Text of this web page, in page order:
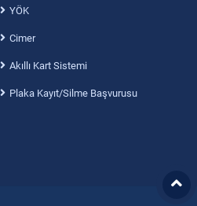
YÖK
Cimer
Akıllı Kart Sistemi
Plaka Kayıt/Silme Başvurusu